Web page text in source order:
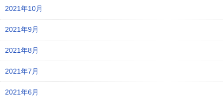
2021年10月
2021年9月
2021年8月
2021年7月
2021年6月